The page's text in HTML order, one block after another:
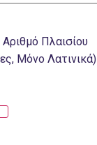
Πλαισίου
Μόνο Λατινικά)